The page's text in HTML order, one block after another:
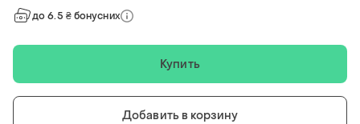
до 6.5 ₴ бонусних
Купить
Добавить в корзину